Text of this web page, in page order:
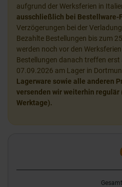
aufgrund der Werksferien in
ausschließlich bei Bestellware-
Verzögerungen bei der
Bezahlte Bestellungen bis zum
werden noch vor den
Bestellungen danach treffen erst
07.09.2026 am Lager in
Lagerware sowie alle anderen
versenden wir weiterhin
Werktage).